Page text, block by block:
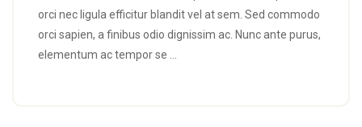
orci nec ligula efficitur blandit vel at sem. Sed commodo
orci sapien, a finibus odio dignissim ac. Nunc ante purus,
elementum ac tempor se …